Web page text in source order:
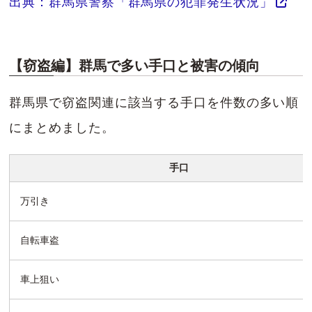
【窃盗編】群馬で多い手口と被害の傾向
群馬県で窃盗関連に該当する手口を件数の多い順
にまとめました。
手口
万引き
自転車盗
車上狙い